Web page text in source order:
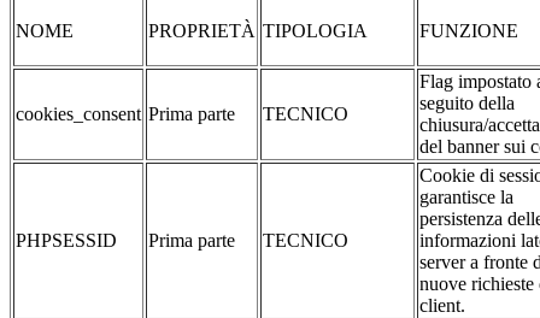
NOME PROPRIETÀ TIPOLOGIA FUNZIONE
cookies_consent Prima parte TECNICO
Flag impostato
seguito della
chiusura/
del banner sui
PHPSESSID Prima parte TECNICO
Cookie di
garantisce la
persistenza
informazioni
server a fronte
nuove richieste
client.